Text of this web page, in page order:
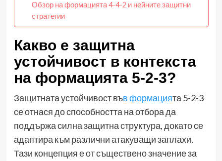
Обзор на формацията 4-4-2 и нейните защитни
стратегии
Какво е защитна
устойчивост в контекста
на формацията 5-2-3?
Защитната устойчивост във формацията 5-2-3
се отнася до способността на отбора да
поддържа силна защитна структура, докато се
адаптира към различни атакуващи заплахи.
Тази концепция е от съществено значение за